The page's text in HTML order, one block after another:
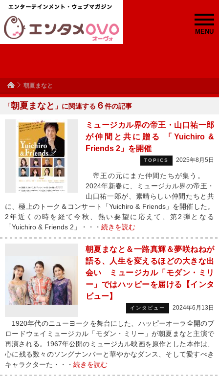
MENU
朝夏まなと
「朝夏まなと 」に関連する ６件の記事
ミュージカル界の帝王・山口祐一郎
が仲間と共に贈る 「Yuichiro &
Friends 2」を開催
TOPICS 2025年8月5日
帝王の元にまた仲間たちが集う。
2024年新春に、ミュージカル界の帝王・
山口祐一郎が、素晴らしい仲間たちと共
に、極上のトーク＆コンサート「Yuichiro & Friends」を開催した。
2年近くの時を経て今秋、熱い要望に応えて、第2弾となる
「Yuichiro & Friends 2」・・・ 続きを読む
朝夏まなと＆一路真輝＆夢咲ねねが
語る、人生を変えるほどの大きな出
会い ミュージカル「モダン・ミリ
ー」ではハッピーを届ける【インタ
ビュー】
インタビュー 2024年6月13日
1920年代のニューヨークを舞台にした、ハッピーオーラ全開のブ
ロードウェイミュージカル「モダン・ミリー」が朝夏まなと主演で
再演される。1967年公開のミュージカル映画を原作とした本作は、
心に残る数々のソングナンバーと華やかなダンス、そして愛すべき
キャラクターた・・・ 続きを読む